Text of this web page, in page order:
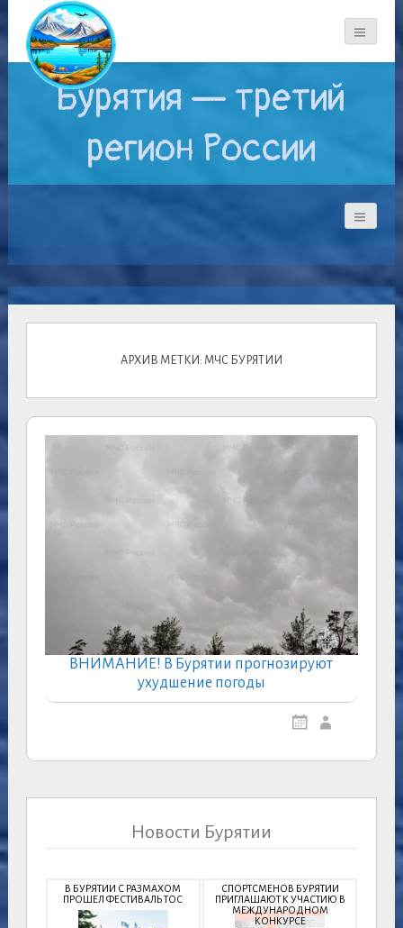
Бурятия — третий
регион России
АРХИВ МЕТКИ: МЧС БУРЯТИИ
ВНИМАНИЕ! В Бурятии прогнозируют
ухудшение погоды
Новости Бурятии
В БУРЯТИИ С РАЗМАХОМ
ПРОШЕЛ ФЕСТИВАЛЬ ТОС
СПОРТСМЕНОВ БУРЯТИИ
ПРИГЛАШАЮТ К УЧАСТИЮ В
МЕЖДУНАРОДНОМ
КОНКУРСЕ